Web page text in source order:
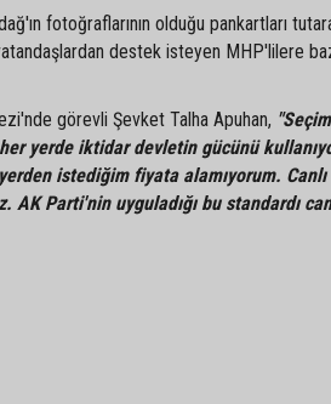
fotoğraflarının olduğu pankartları
destek isteyen MHP'lilere
görevli Şevket Talha Apuhan,
yerde iktidar devletin gücünü
istediğim fiyata alamıyorum. Canlı
Parti'nin uyguladığı bu standardı